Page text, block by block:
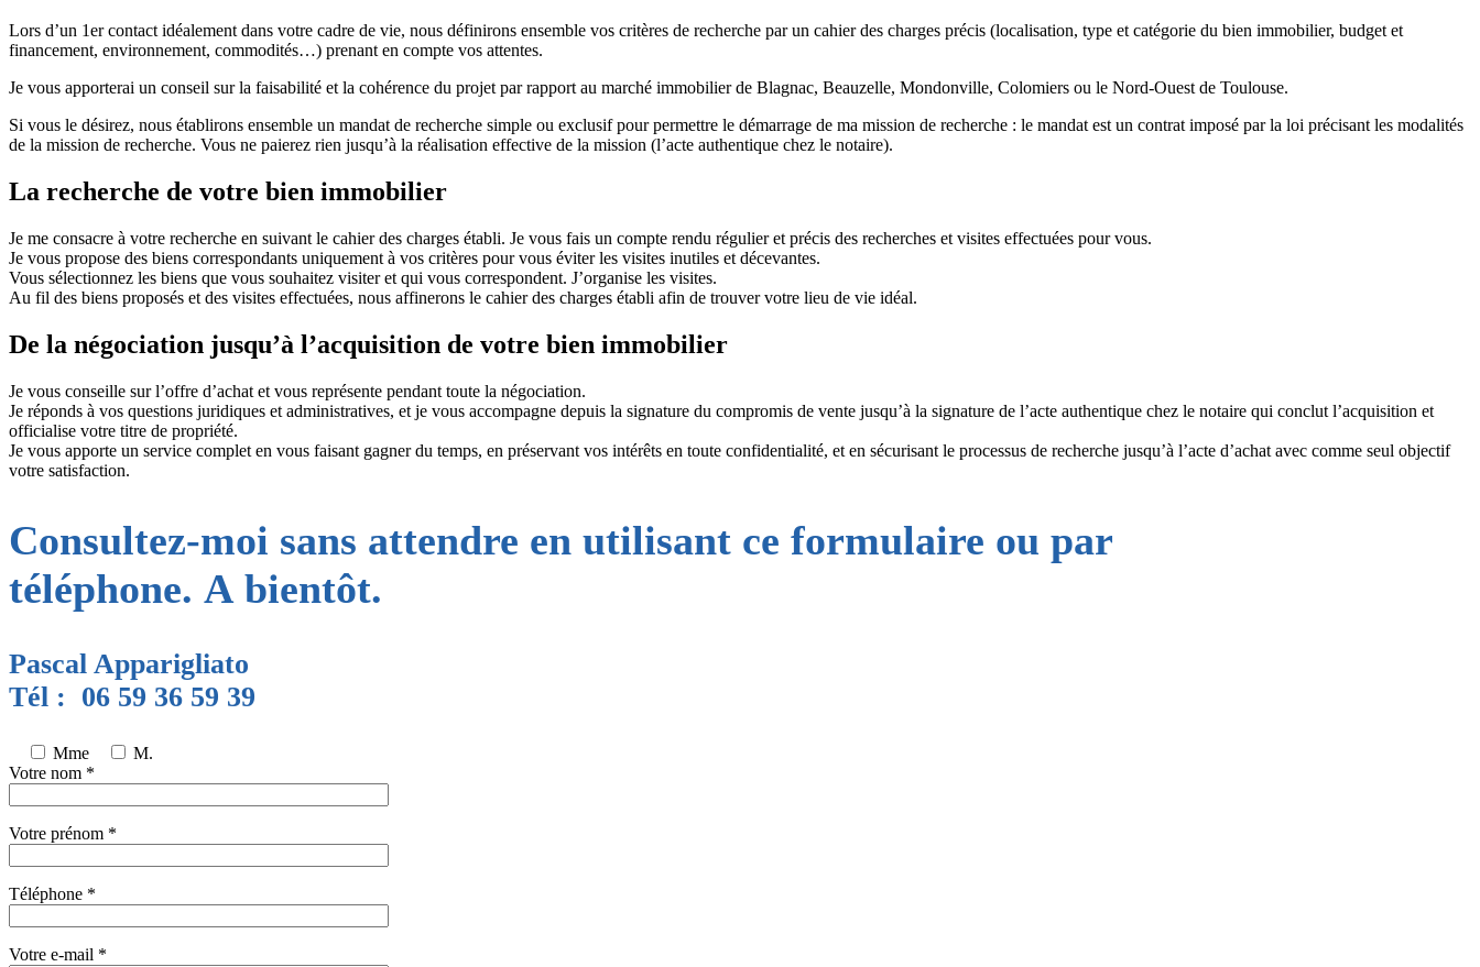
Lors d’un 1er contact idéalement dans votre cadre de vie, nous définirons ensemble vos critères de recherche par un cahier des charges précis (localisation, type et catégorie du bien immobilier, budget et
financement, environnement, commodités…) prenant en compte vos attentes.
Je vous apporterai un conseil sur la faisabilité et la cohérence du projet par rapport au marché immobilier de Blagnac, Beauzelle, Mondonville, Colomiers ou le Nord-Ouest de Toulouse.
Si vous le désirez, nous établirons ensemble un mandat de recherche simple ou exclusif pour permettre le démarrage de ma mission de recherche : le mandat est un contrat imposé par la loi précisant les modalités
de la mission de recherche. Vous ne paierez rien jusqu’à la réalisation effective de la mission (l’acte authentique chez le notaire).
La recherche de votre bien immobilier
Je me consacre à votre recherche en suivant le cahier des charges établi. Je vous fais un compte rendu régulier et précis des recherches et visites effectuées pour vous.
Je vous propose des biens correspondants uniquement à vos critères pour vous éviter les visites inutiles et décevantes.
Vous sélectionnez les biens que vous souhaitez visiter et qui vous correspondent. J’organise les visites.
Au fil des biens proposés et des visites effectuées, nous affinerons le cahier des charges établi afin de trouver votre lieu de vie idéal.
De la négociation jusqu’à l’acquisition de votre bien immobilier
Je vous conseille sur l’offre d’achat et vous représente pendant toute la négociation.
Je réponds à vos questions juridiques et administratives, et je vous accompagne depuis la signature du compromis de vente jusqu’à la signature de l’acte authentique chez le notaire qui conclut l’acquisition et
officialise votre titre de propriété.
Je vous apporte un service complet en vous faisant gagner du temps, en préservant vos intérêts en toute confidentialité, et en sécurisant le processus de recherche jusqu’à l’acte d’achat avec comme seul objectif
votre satisfaction.
Consultez-moi sans attendre en utilisant ce formulaire ou par
téléphone. A bientôt.
Pascal Apparigliato
Tél : 06 59 36 59 39
Mme
M.
Votre nom *
Votre prénom *
Téléphone *
Votre e-mail *